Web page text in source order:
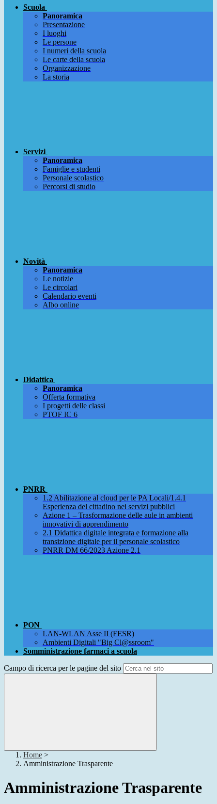
Scuola
Panoramica
Presentazione
I luoghi
Le persone
I numeri della scuola
Le carte della scuola
Organizzazione
La storia
Servizi
Panoramica
Famiglie e studenti
Personale scolastico
Percorsi di studio
Novità
Panoramica
Le notizie
Le circolari
Calendario eventi
Albo online
Didattica
Panoramica
Offerta formativa
I progetti delle classi
PTOF IC 6
PNRR
1.2 Abilitazione al cloud per le PA Locali/1.4.1
Esperienza del cittadino nei servizi pubblici
Azione 1 – Trasformazione delle aule in ambienti
innovativi di apprendimento
2.1 Didattica digitale integrata e formazione alla
transizione digitale per il personale scolastico
PNRR DM 66/2023 Azione 2.1
PON
LAN-WLAN Asse II (FESR)
Ambienti Digitali "Big Cl@ssroom"
Somministrazione farmaci a scuola
Campo di ricerca per le pagine del sito
Home >
Amministrazione Trasparente
Amministrazione Trasparente